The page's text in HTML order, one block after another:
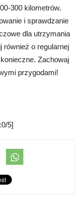
300 kilometrów.
i sprawdzanie
dla utrzymania
również o regularnej
Zachowaj
przygodami!
5]